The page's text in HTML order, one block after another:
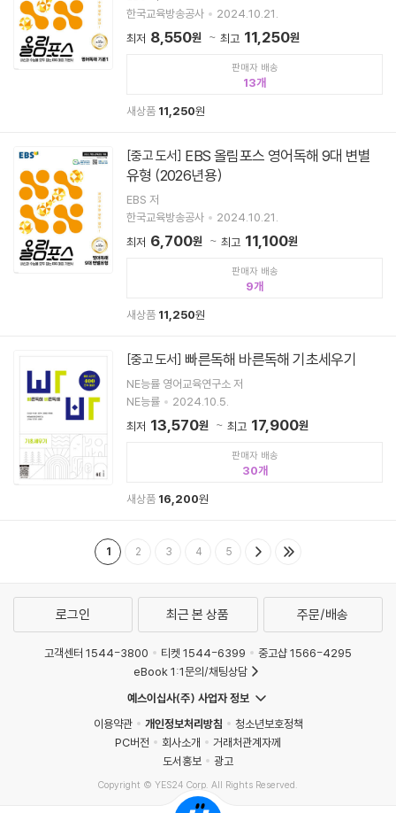
한국교육방송공사
2024.10.21.
최저 8,550원 최고 11,250원
판매자 배송
13
새상품 11,250원
[중고 도서]
유형 (2026년용)
EBS 저
한국교육방송공사
2024.10.21.
최저 6,700원 최고 11,100원
판매자 배송
9
새상품 11,250원
[중고 도서] 빠른독해 바른독해 기초세우기
NE능률 영어교육연구소 저
NE능률
2024.10.5.
최저 13,570원 최고 17,900원
판매자 배송
30
새상품 16,200원
1 2 3 4 5
로그인 최근 본 상품 주문/배송
고객센터 1544-3800 티켓 1544-6399
중고샵 1566-4295
eBook 1:1문의/채팅상담
예스이십사(주) 사업자 정보
이용약관
개인정보처리방침
청소년보호정책
PC버전
회사소개
거래처관계자께
도서홍보
광고
Copyright © YES24 Corp. All Rights Reserved.